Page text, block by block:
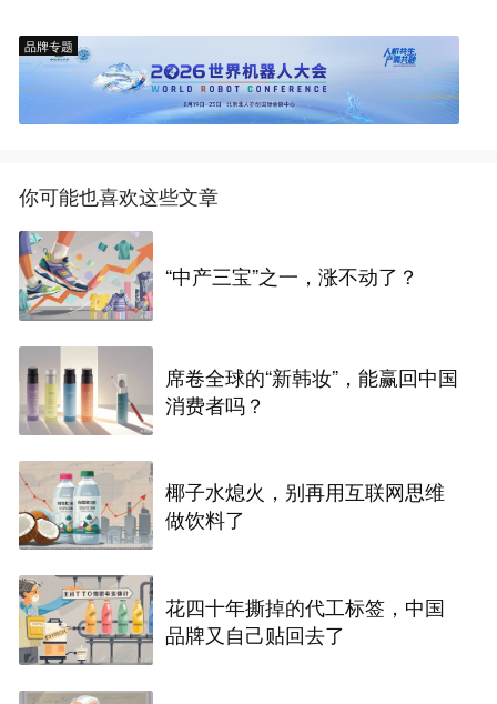
品牌专题
你可能也喜欢这些文章
“中产三宝”之一，涨不动了？
席卷全球的“新韩妆”，能赢回中国
消费者吗？
椰子水熄火，别再用互联网思维
做饮料了
花四十年撕掉的代工标签，中国
品牌又自己贴回去了